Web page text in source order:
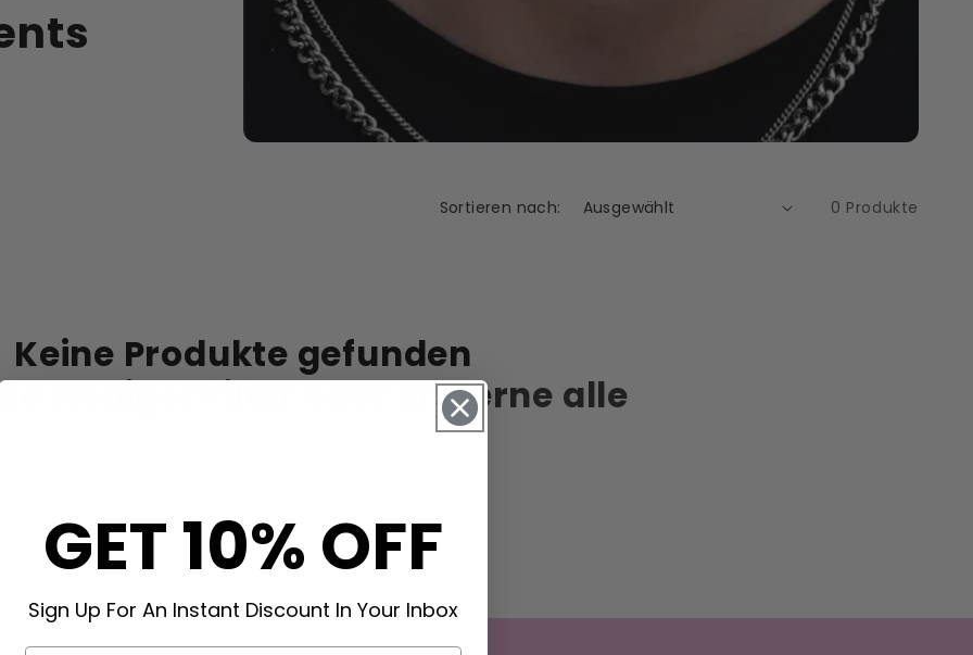
Sortieren nach: 0 Produkte
Keine Produkte gefunden
weniger Filter oderentferne alle
GET 10% OFF
Sign Up For An Instant Discount In Your Inbox